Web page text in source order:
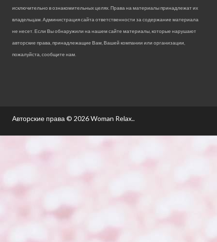
исключительно в ознакомительных целях. Права на материалы принадлежат их
владельцам. Администрация сайта ответственности за содержание материала
не несет. Если Вы обнаружили на нашем сайте материалы, которые нарушают
авторские права, принадлежащие Вам, Вашей компании или организации,
пожалуйста, сообщите нам.
Авторские права © 2026Woman Relax..